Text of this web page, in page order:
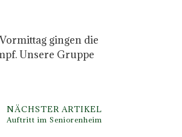
gingen die
Unsere Gruppe
NÄCHSTER ARTIKEL
Auftritt im Seniorenheim